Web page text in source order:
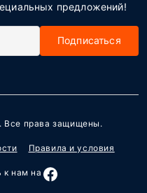
предложений!
Подписаться
. Все права защищены.
Правила и условия
к нам на